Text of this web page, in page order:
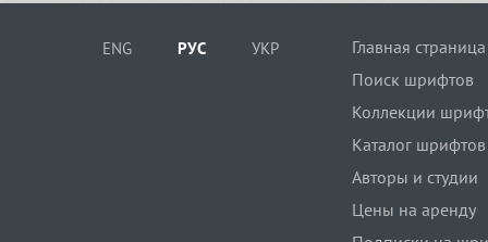
ENG РУС УКР
Главная страница
Поиск шрифтов
Коллекции
Каталог шрифтов
Авторы и студии
Цены на аренду